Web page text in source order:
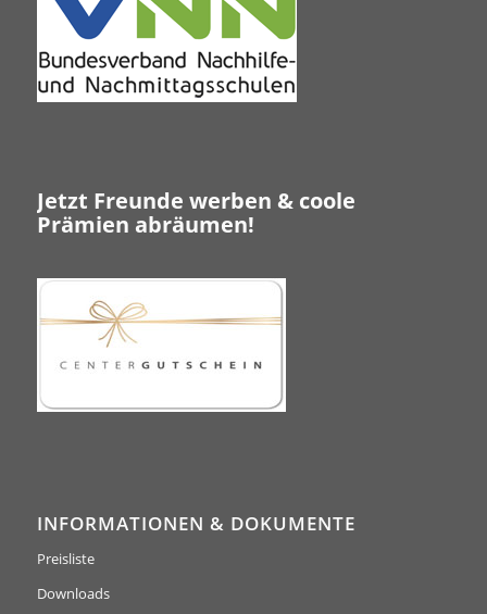
Jetzt Freunde werben & coole
Prämien abräumen!
INFORMATIONEN & DOKUMENTE
Preisliste
Downloads